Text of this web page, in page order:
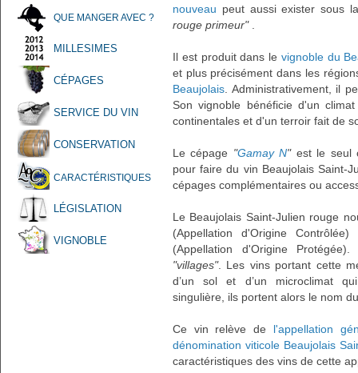
QUE MANGER AVEC ?
MILLESIMES
CÉPAGES
SERVICE DU VIN
CONSERVATION
CARACTÉRISTIQUES
LÉGISLATION
VIGNOBLE
nouveau peut aussi exister sous
rouge primeur".
Il est produit dans le vignoble du
et plus précisément dans les
Beaujolais . Administrativement, il
Son vignoble bénéficie d'un
continentales et d'un terroir fait de
Le cépage "Gamay N"est le seul
pour faire du vin Beaujolais Saint-
cépages complémentaires ou
Le Beaujolais Saint-Julien rouge
(Appellation d'Origine
(Appellation d'Origine
"villages". Les vins portant cette
d’un sol et d’un microclimat
singulière, ils portent alors le nom
Ce vin relève de l'appellation
dénomination viticole Beaujolais
caractéristiques des vins de cette